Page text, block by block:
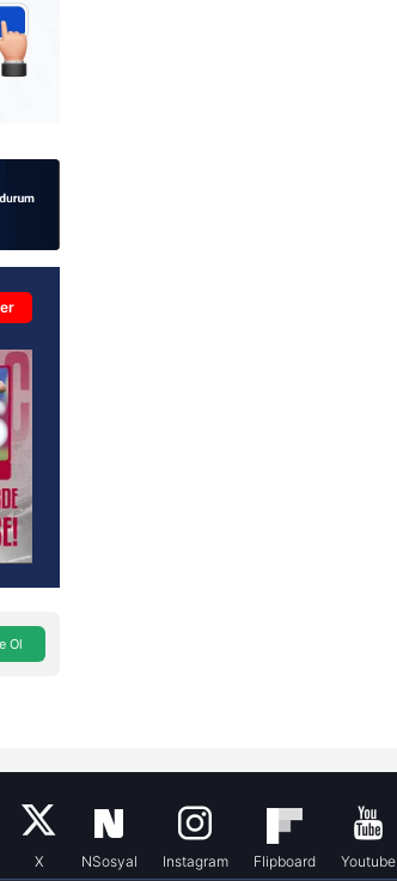
Ol
X NSosyal Instagram Flipboard Youtube